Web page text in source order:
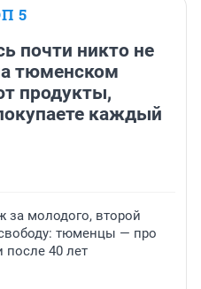
5
почти никто не
тюменском
продукты,
каждый
молодого, второй
тюменцы — про
40 лет